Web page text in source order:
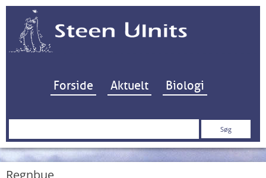
Hop til indhold
Forside Aktuelt Biologi
Søg